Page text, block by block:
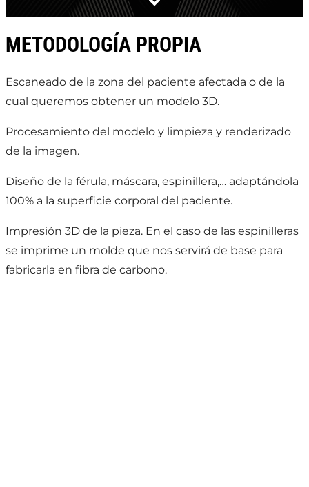
METODOLOGÍA PROPIA
Escaneado de la zona del paciente afectada o de la
cual queremos obtener un modelo 3D.
Procesamiento del modelo y limpieza y renderizado
de la imagen.
Diseño de la férula, máscara, espinillera,… adaptándola
100% a la superficie corporal del paciente.
Impresión 3D de la pieza. En el caso de las espinilleras
se imprime un molde que nos servirá de base para
fabricarla en fibra de carbono.